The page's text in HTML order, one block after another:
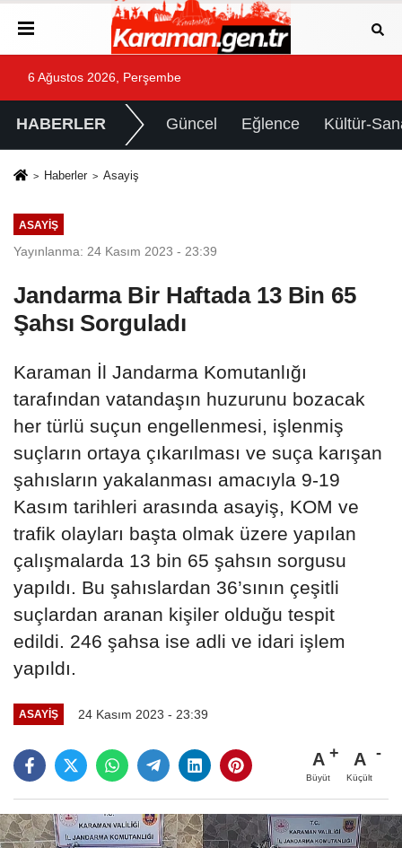
6 Ağustos 2026, Perşembe
HABERLER Güncel Eğlence Kültür-
Haberler Asayiş
ASAYIŞ
Yayınlanma: 24 Kasım 2023 - 23:39
Jandarma Bir Haftada 13 Bin 65
Şahsı Sorguladı
Karaman İl Jandarma Komutanlığı
tarafından vatandaşın huzurunu bozacak
her türlü suçun engellenmesi, işlenmiş
suçların ortaya çıkarılması ve suça karışan
şahısların yakalanması amacıyla 9-19
Kasım tarihleri arasında asayiş, KOM ve
trafik olayları başta olmak üzere yapılan
çalışmalarda 13 bin 65 şahsın sorgusu
yapıldı. Bu şahıslardan 36’sının çeşitli
suçlardan aranan kişiler olduğu tespit
edildi. 246 şahsa ise adli ve idari işlem
yapıldı.
ASAYIŞ 24 Kasım 2023 - 23:39
A
Büyüt
A
Küçült